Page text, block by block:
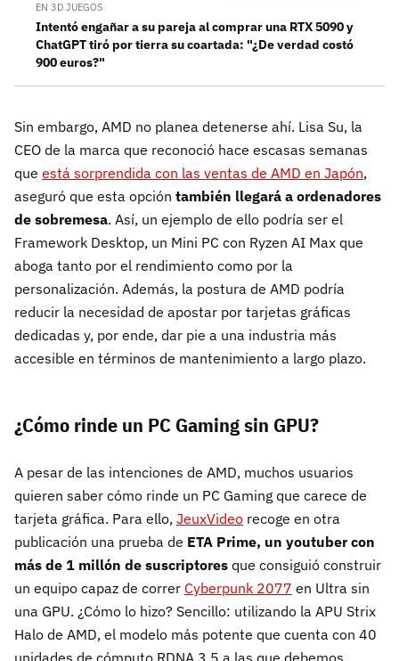
EN 3D JUEGOS
Intentó engañar a su pareja al comprar una RTX 5090 y
ChatGPT tiró por tierra su coartada: "¿De verdad costó
900 euros?"
Sin embargo, AMD no planea detenerse ahí. Lisa Su, la
CEO de la marca que reconoció hace escasas semanas
que está sorprendida con las ventas de AMD en Japón,
aseguró que esta opción también llegará a ordenadores
de sobremesa. Así, un ejemplo de ello podría ser el
Framework Desktop, un Mini PC con Ryzen AI Max que
aboga tanto por el rendimiento como por la
personalización. Además, la postura de AMD podría
reducir la necesidad de apostar por tarjetas gráficas
dedicadas y, por ende, dar pie a una industria más
accesible en términos de mantenimiento a largo plazo.
¿Cómo rinde un PC Gaming sin GPU?
A pesar de las intenciones de AMD, muchos usuarios
quieren saber cómo rinde un PC Gaming que carece de
tarjeta gráfica. Para ello, JeuxVideo recoge en otra
publicación una prueba de ETA Prime, un youtuber con
más de 1 millón de suscriptores que consiguió construir
un equipo capaz de correr Cyberpunk 2077 en Ultra sin
una GPU. ¿Cómo lo hizo? Sencillo: utilizando la APU Strix
Halo de AMD, el modelo más potente que cuenta con 40